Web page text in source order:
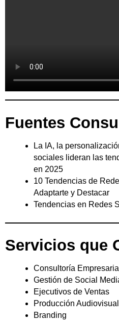
Fuentes
La IA, la
sociales lideran las
en 2025
10 Tendencias de
Adaptarte y Destacar
Tendencias en Redes
Servicios que
Consultoría Empresarial
Gestión de Social
Ejecutivos de Ventas
Producción Audiovisual
Branding